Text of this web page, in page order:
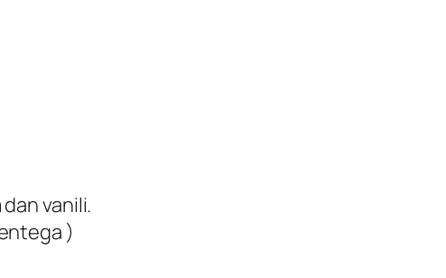
vanili.
)